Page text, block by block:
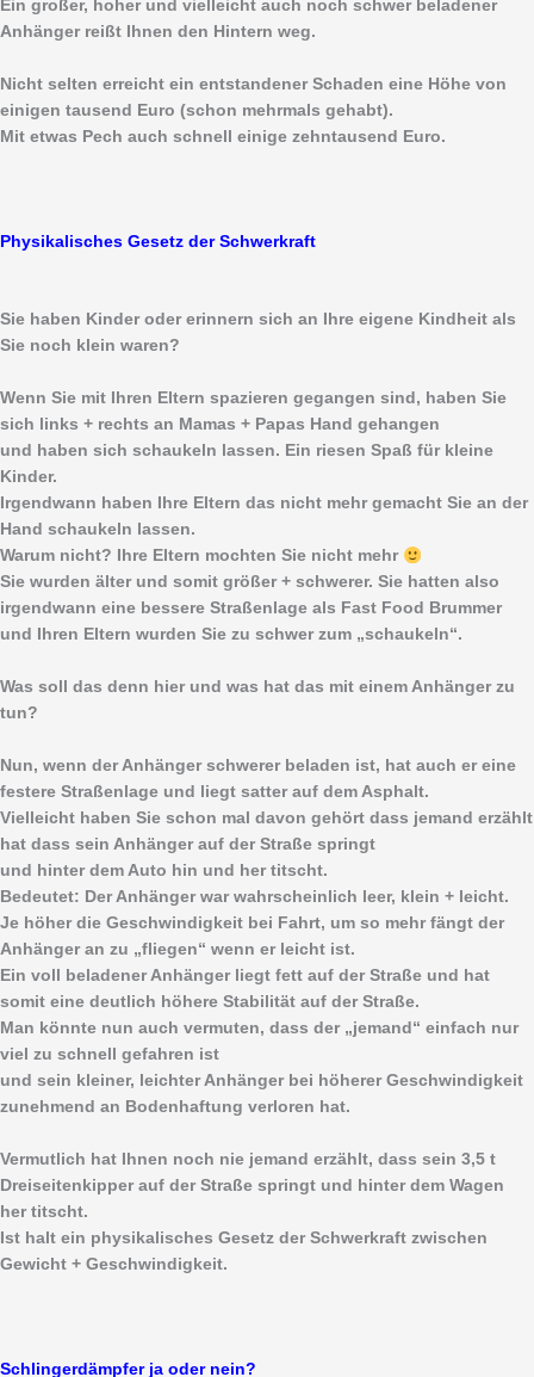
Ein großer, hoher und vielleicht auch noch schwer beladener
Anhänger reißt Ihnen den Hintern weg.
Nicht selten erreicht ein entstandener Schaden eine Höhe von
einigen tausend Euro (schon mehrmals gehabt).
Mit etwas Pech auch schnell einige zehntausend Euro.
Physikalisches Gesetz der Schwerkraft
Sie haben Kinder oder erinnern sich an Ihre eigene Kindheit als
Sie noch klein waren?
Wenn Sie mit Ihren Eltern spazieren gegangen sind, haben Sie
sich links + rechts an Mamas + Papas Hand gehangen
und haben sich schaukeln lassen. Ein riesen Spaß für kleine
Kinder.
Irgendwann haben Ihre Eltern das nicht mehr gemacht Sie an der
Hand schaukeln lassen.
Warum nicht? Ihre Eltern mochten Sie nicht mehr
Sie wurden älter und somit größer + schwerer. Sie hatten also
irgendwann eine bessere Straßenlage als Fast Food Brummer
und Ihren Eltern wurden Sie zu schwer zum „schaukeln“.
Was soll das denn hier und was hat das mit einem Anhänger zu
tun?
Nun, wenn der Anhänger schwerer beladen ist, hat auch er eine
festere Straßenlage und liegt satter auf dem Asphalt.
Vielleicht haben Sie schon mal davon gehört dass jemand erzählt
hat dass sein Anhänger auf der Straße springt
und hinter dem Auto hin und her titscht.
Bedeutet: Der Anhänger war wahrscheinlich leer, klein + leicht.
Je höher die Geschwindigkeit bei Fahrt, um so mehr fängt der
Anhänger an zu „fliegen“ wenn er leicht ist.
Ein voll beladener Anhänger liegt fett auf der Straße und hat
somit eine deutlich höhere Stabilität auf der Straße.
Man könnte nun auch vermuten, dass der „jemand“ einfach nur
viel zu schnell gefahren ist
und sein kleiner, leichter Anhänger bei höherer Geschwindigkeit
zunehmend an Bodenhaftung verloren hat.
Vermutlich hat Ihnen noch nie jemand erzählt, dass sein 3,5 t
Dreiseitenkipper auf der Straße springt und hinter dem Wagen
her titscht.
Ist halt ein physikalisches Gesetz der Schwerkraft zwischen
Gewicht + Geschwindigkeit.
Schlingerdämpfer ja oder nein?